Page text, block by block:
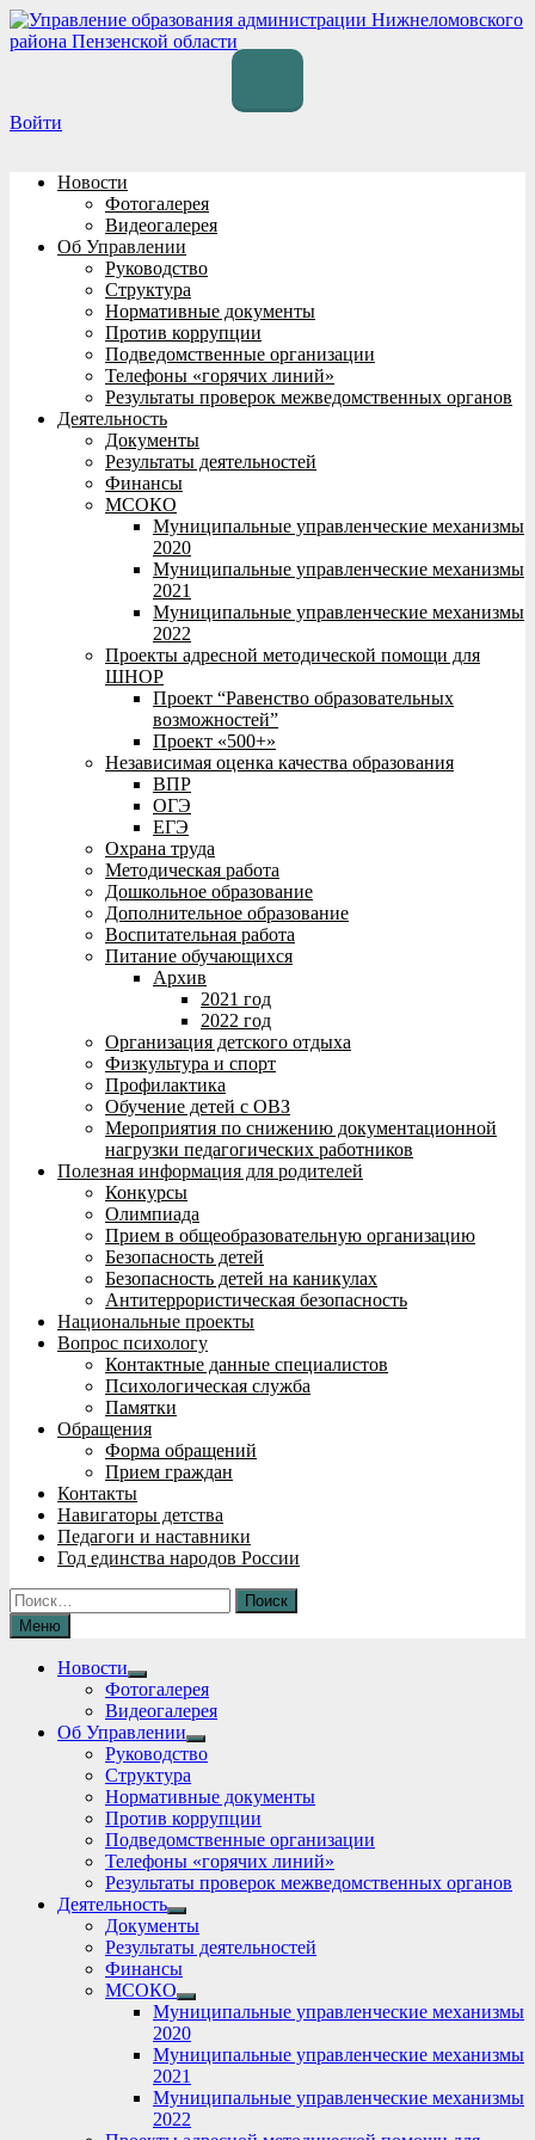
Перейти
к
Войти
Новости
Фотогалерея
Видеогалерея
Об Управлении
Руководство
Структура
Нормативные документы
Против коррупции
Подведомственные организации
Телефоны «горячих линий»
Результаты проверок межведомственных органов
Деятельность
Документы
Результаты деятельностей
Финансы
МСОКО
Муниципальные управленческие механизмы
2020
Муниципальные управленческие механизмы
2021
Муниципальные управленческие механизмы
2022
Проекты адресной методической помощи для
ШНОР
Проект “Равенство образовательных
возможностей”
Проект «500+»
Независимая оценка качества образования
ВПР
ОГЭ
ЕГЭ
Охрана труда
Методическая работа
Дошкольное образование
Дополнительное образование
Воспитательная работа
Питание обучающихся
Архив
2021 год
2022 год
Организация детского отдыха
Физкультура и спорт
Профилактика
Обучение детей с ОВЗ
Мероприятия по снижению документационной
нагрузки педагогических работников
Полезная информация для родителей
Конкурсы
Олимпиада
Прием в общеобразовательную организацию
Безопасность детей
Безопасность детей на каникулах
Антитеррористическая безопасность
Национальные проекты
Вопрос психологу
Контактные данные специалистов
Психологическая служба
Памятки
Обращения
Форма обращений
Прием граждан
Контакты
Навигаторы детства
Педагоги и наставники
Год единства народов России
Найти:
Меню
Новости
Show
sub
menu
Фотогалерея
Видеогалерея
Об Управлении
Show
sub
Руководство
Структура
Нормативные документы
Против коррупции
Подведомственные организации
Телефоны «горячих линий»
Результаты проверок межведомственных органов
Деятельность
Show
sub
menu
Документы
Результаты деятельностей
Финансы
МСОКО
Show
sub
menu
Муниципальные управленческие механизмы
2020
Муниципальные управленческие механизмы
2021
Муниципальные управленческие механизмы
2022